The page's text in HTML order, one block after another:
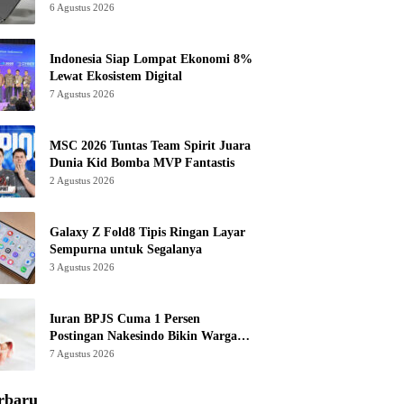
6 Agustus 2026
Indonesia Siap Lompat Ekonomi 8%
Lewat Ekosistem Digital
7 Agustus 2026
MSC 2026 Tuntas Team Spirit Juara
Dunia Kid Bomba MVP Fantastis
2 Agustus 2026
Galaxy Z Fold8 Tipis Ringan Layar
Sempurna untuk Segalanya
3 Agustus 2026
Iuran BPJS Cuma 1 Persen
Postingan Nakesindo Bikin Warganet
Murka
7 Agustus 2026